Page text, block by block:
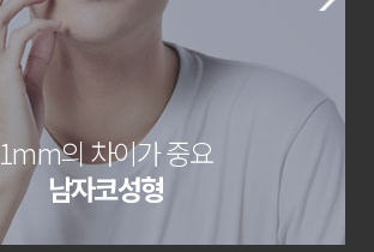
1mm의 차이가 중요
남자코성형